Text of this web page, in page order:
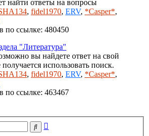
найти ответы на вопросы
, fidel1970, ERV, *Casper*,
по ссылке: 480450
"Литература"
вы найдете ответ на свой
использовать поиск.
, fidel1970, ERV, *Casper*,
по ссылке: 463467
Поиск